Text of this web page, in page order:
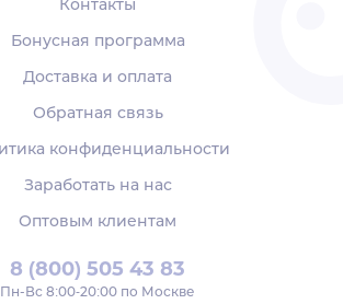
8 (800) 505 43 83
Пн‑Вс 8:00-20:00 по Москве
Контакты
Бонусная программа
Доставка и оплата
Обратная связь
конфиденциальности
Заработать на нас
Оптовым клиентам